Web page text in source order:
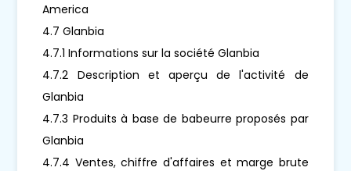
America
4.7 Glanbia
4.7.1 Informations sur la société Glanbia
4.7.2 Description et aperçu de l'activité de
Glanbia
4.7.3 Produits à base de babeurre proposés par
Glanbia
4.7.4 Ventes, chiffre d'affaires et marge brute